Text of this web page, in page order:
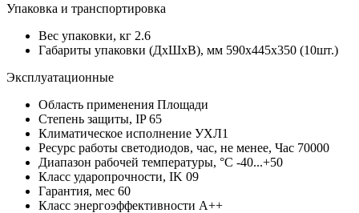
Упаковка и транспортировка
Вес упаковки, кг 2.6
Габариты упаковки (ДхШхВ), мм 590х445х350 (10шт.)
Эксплуатационные
Область применения Площади
Степень защиты, IP65
Климатическое исполнение УХЛ1
Ресурс работы светодиодов, час, не менее, Час 70000
Диапазон рабочей температуры, °С -40...+50
Класс ударопрочности, IK 09
Гарантия, мес 60
Класс энергоэффективности A++